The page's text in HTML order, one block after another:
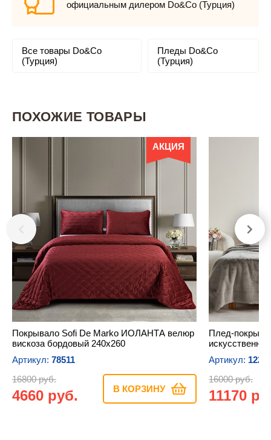
официальным дилером Do&Co (Турция)
Все товары Do&Co
(Турция)
Пледы Do&Co
(Турция)
ПОХОЖИЕ ТОВАРЫ
АКЦИЯ
Покрывало Sofi De Marko ИОЛАНТА велюр
вискоза бордовый 240х260
Артикул: 78511
16800 руб.
4660 руб. В КОРЗИНУ
Плед-
Артикул:
16000 руб.
11170